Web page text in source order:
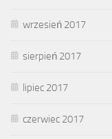
wrzesień 2017
sierpień 2017
lipiec 2017
czerwiec 2017